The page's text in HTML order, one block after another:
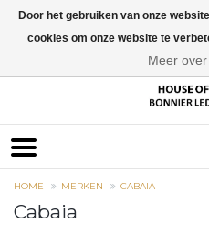
HOME MERKEN CABAIA
Cabaia
Door het gebruiken van onze
cookies om onze website te
Meer